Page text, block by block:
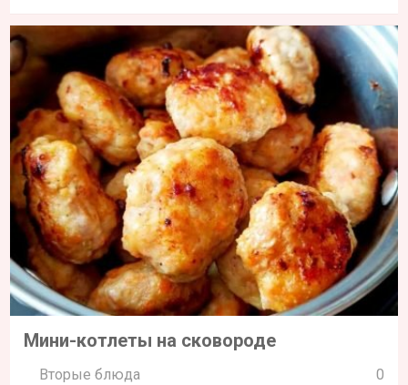
Мини-котлеты на сковороде
Вторые блюда 0